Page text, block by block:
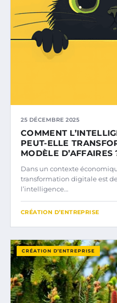
25 DÉCEMBRE 2025
COMMENT
PEUT-ELLE
MODÈLE D’AFFAIRES
Dans un contexte
transformation digitale est
l’intelligence…
CRÉATION D’ENTREPRISE
CRÉATION D’ENTREPRISE